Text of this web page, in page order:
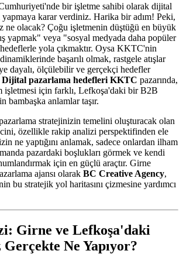
bir işletme sahibi olarak dijital
yapmaya karar verdiniz. Harika bir adım! Peki,
ne olacak? Çoğu işletmenin düştüğü en büyük
yapmak" veya "sosyal medyada daha popüler
yola çıkmaktır. Oysa KKTC'nin
başarılı olmak, rastgele atışlar
dayalı, ölçülebilir ve gerçekçi hedefler
Dijital pazarlama hedefleri KKTC pazarında,
işletmesi için farklı, Lefkoşa'daki bir B2B
bambaşka anlamlar taşır.
stratejinizin temelini oluşturacak olan
özellikle rakip analizi perspektifinden ele
ne yaptığını anlamak, sadece onlardan ilham
pazardaki boşlukları görmek ve kendi
için en güçlü araçtır. Girne
ajansı olarak BC Creative Agency,
bu stratejik yol haritasını çizmesine yardımcı
Girne ve Lefkoşa'daki
Ne Yapıyor?